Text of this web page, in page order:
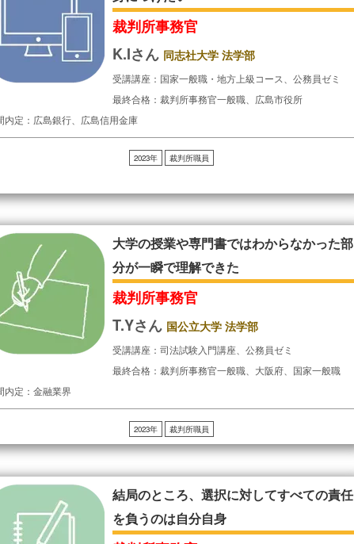
裁判所事務官
K.Iさん 同志社大学 法学部
受講講座：国家一般職・地方上級コース、公務員ゼミ
最終合格：裁判所事務官一般職、広島市役所
内定：広島銀行、広島信用金庫
2023年 裁判所職員
大学の授業や専門書ではわからなかった部
分が一瞬で理解できた
裁判所事務官
T.Yさん 国公立大学 法学部
受講講座：司法試験入門講座、公務員ゼミ
最終合格：裁判所事務官一般職、大阪府、国家一般職
内定：金融業界
2023年 裁判所職員
結局のところ、選択に対してすべての責任
を負うのは自分自身